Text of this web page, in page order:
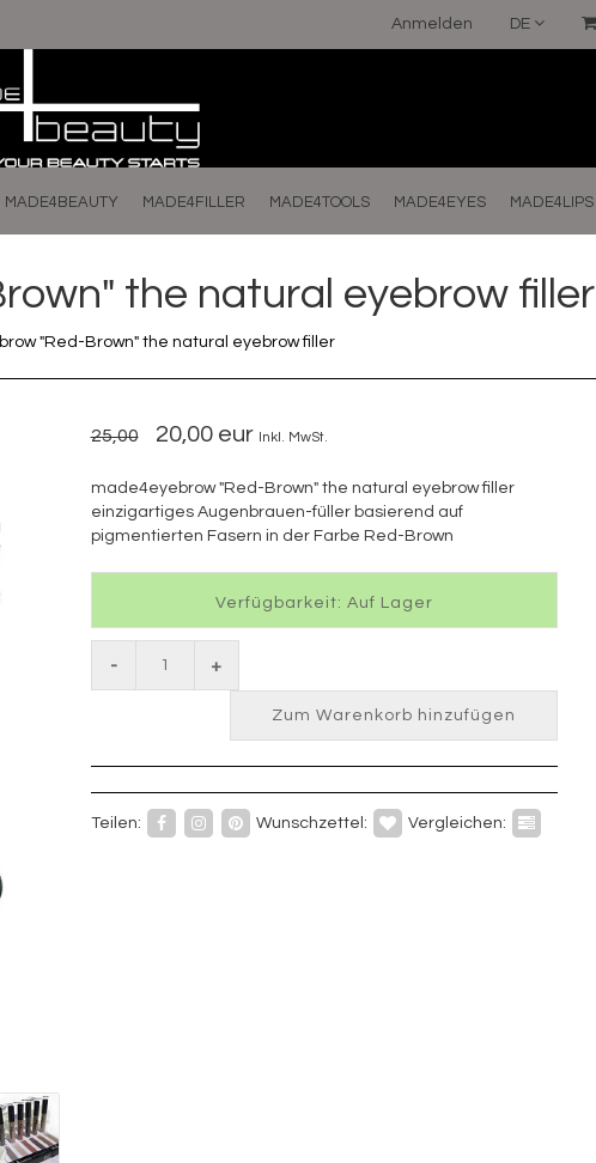
DE
Anmelden
MADE4BEAUTY MADE4FILLER MADE4TOOLS MADE4EYES MADE4LIPS
the natural eyebrow filler
"Red-Brown" the natural eyebrow filler
25,00 20,00 eur Inkl. MwSt.
made4eyebrow "Red-Brown" the natural eyebrow filler
einzigartiges Augenbrauen-füller basierend auf
pigmentierten Fasern in der Farbe Red-Brown
Verfügbarkeit: Auf Lager
- +
Zum Warenkorb hinzufügen
Teilen: Wunschzettel: Vergleichen: